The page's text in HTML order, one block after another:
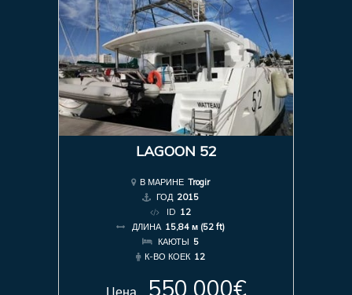
LAGOON 52
В МАРИНЕ Trogir
ГОД 2015
ID 12
ДЛИНА 15,84 м (52 ft)
КАЮТЫ 5
К-ВО КОЕК 12
550 000€